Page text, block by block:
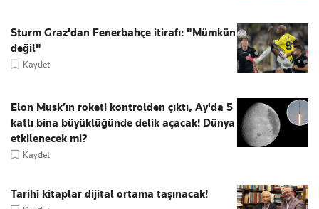
Sturm Graz'dan Fenerbahçe itirafı: "Mümkün
değil"
Kaydet
Elon Musk’ın roketi kontrolden çıktı, Ay'da 5
katlı bina büyüklüğünde delik açacak! Dünya
etkilenecek mi?
Kaydet
Tarihî kitaplar dijital ortama taşınacak!